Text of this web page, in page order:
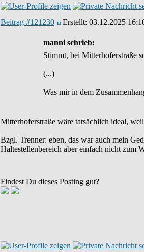
Beitrag #121230 Erstellt: 03.12.2025
manni schrieb:
Stimmt, bei Mitterhoferstraße
(...)
Was mir in dem
Mitterhoferstraße wäre tatsächlich ideal,
Bzgl. Trenner: eben, das war auch mein
Haltestellenbereich aber einfach nicht zum
Findest Du dieses Posting gut?